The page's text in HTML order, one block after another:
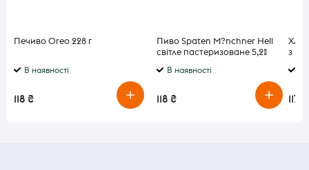
Печиво Oreo 228 г
В наявності
118 ₴
Пиво Spaten M?nchner Hell
світле пастеризоване 5,2%
В наявності
118 ₴
з
117 ₴